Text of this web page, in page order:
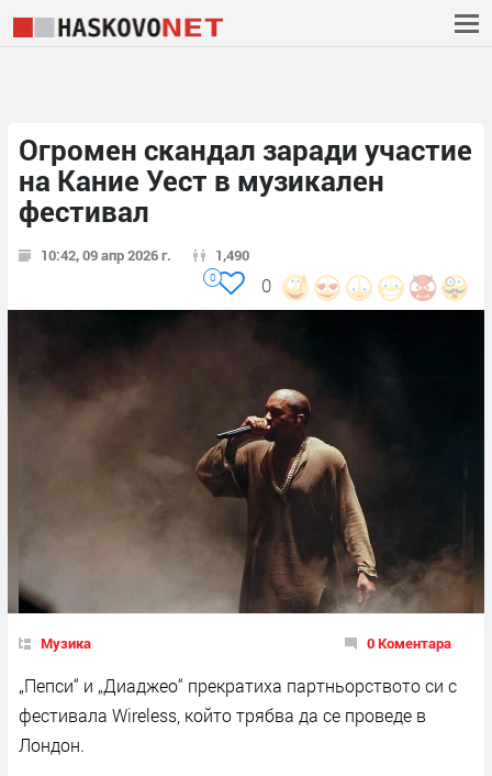
Огромен скандал заради участие
на Кание Уест в музикален
фестивал
10:42, 09 апр 2026 г. 1,490
0
0
Музика 0 Коментара
„Пепси“ и „Диаджео“ прекратиха партньорството си с
фестивала Wireless, който трябва да се проведе в
Лондон.